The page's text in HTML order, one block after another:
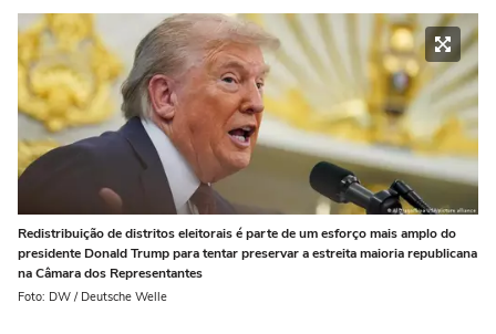
Redistribuição de distritos eleitorais é parte de um esforço mais amplo do
presidente Donald Trump para tentar preservar a estreita maioria republicana
na Câmara dos Representantes
Foto: DW / Deutsche Welle